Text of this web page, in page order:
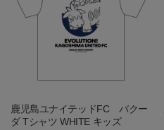
鹿児島ユナイテッドFC バクー
ダ Tシャツ WHITE キッズ